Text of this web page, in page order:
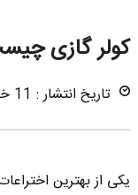
کولر گازی
تاریخ انتشار : 11 خرداد 1395
یکی از بهترین